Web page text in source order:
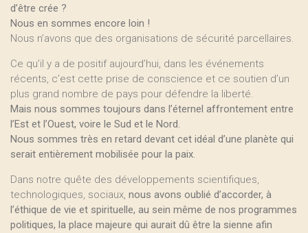
d’être crée ?
Nous en sommes encore loin !
Nous n’avons que des organisations de sécurité parcellaires.
Ce qu’il y a de positif aujourd’hui, dans les événements
récents, c’est cette prise de conscience et ce soutien d’un
plus grand nombre de pays pour défendre la liberté.
Mais nous sommes toujours dans l’éternel affrontement entre
l’Est et l’Ouest, voire le Sud et le Nord.
Nous sommes très en retard devant cet idéal d’une planète qui
serait entièrement mobilisée pour la paix.
Dans notre quête des développements scientifiques,
technologiques, sociaux, nous avons oublié d’accorder, à
l’éthique de vie et spirituelle, au sein même de nos programmes
politiques, la place majeure qui aurait dû être la sienne afin